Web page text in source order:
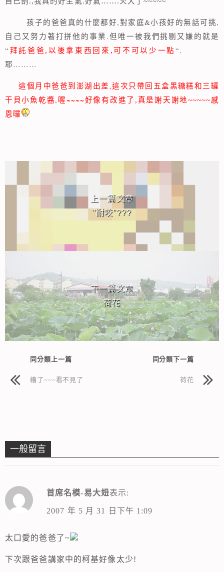
孩子的爸爸真的什麼都好,對家庭&小孩好的無話可挑,
自己又努力著打拼他的事業 .但唯一被我們挑剔又嫌的就是
“ 拜託爸爸,以後拿東西回來,可不可以少一點 “.
耶………
這個月中爸爸到澎湖出差 ,這次只帶回五盒黑糖糕和三罐
干貝小魚乾醬, 喔~~~~好像有改進了,真是謝天謝地~~~~~感
恩囉
上一篇文章
"耐咬"???
下一篇文章
荷花
同分類上一篇
糟了~~~看不見了
同分類下一篇
荷花
一般留言
首席名模-易大妞表示:
2007 年 5 月 31 日下午 1:09
太口愛的爸爸了~
下次跟爸爸講家中的柯基好像太少!